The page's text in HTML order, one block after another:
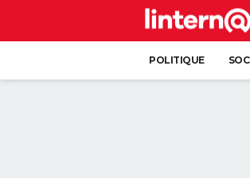
POLITIQUE